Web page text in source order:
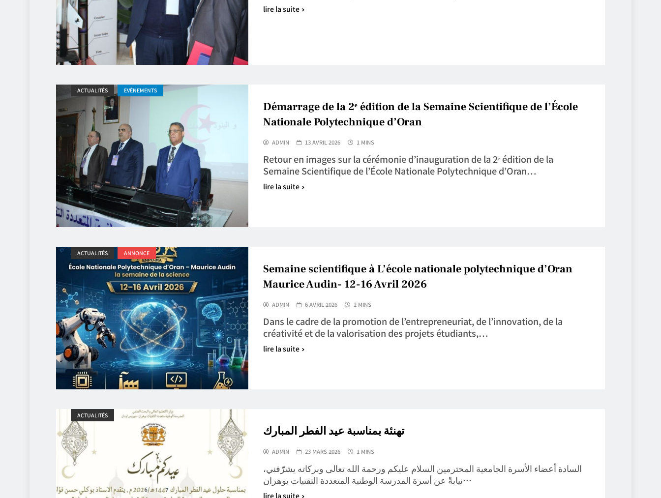
lire la suite
ACTUALITÉS EVÉNEMENTS
Démarrage de la 2ᵉ édition de la Semaine Scientifique de l’École
Nationale Polytechnique d’Oran
ADMIN 13 AVRIL 2026 1 MINS
Retour en images sur la cérémonie d’inauguration de la 2ᵉ édition de la
Semaine Scientifique de l’École Nationale Polytechnique d’Oran…
lire la suite
ACTUALITÉS ANNONCE
Semaine scientifique à L’école nationale polytechnique d’Oran
Maurice Audin- 12-16 Avril 2026
ADMIN 6 AVRIL 2026 2 MINS
Dans le cadre de la promotion de l’entrepreneuriat, de l’innovation, de la
créativité et de la valorisation des projets étudiants,…
lire la suite
ACTUALITÉS
تهنئة بمناسبة عيد الفطر المبارك
ADMIN 23 MARS 2026 1 MINS
السادة أعضاء الأسرة الجامعية المحترمين السلام عليكم ورحمة الله تعالى وبركاته يشرّفني،
نيابةً عن أسرة المدرسة الوطنية المتعددة التقنيات بوهران…
lire la suite